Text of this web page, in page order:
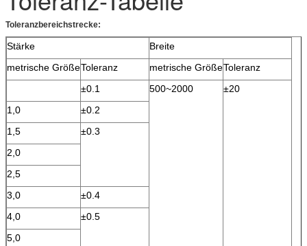
Toleranzbereichstrecke:
Stärke
Breite
metrische GrößeToleranz metrische GrößeToleranz
±0.1
500~2000
±20
1,0
±0.2
1,5
±0.3
2,0
2,5
3,0
±0.4
4,0
±0.5
5,0